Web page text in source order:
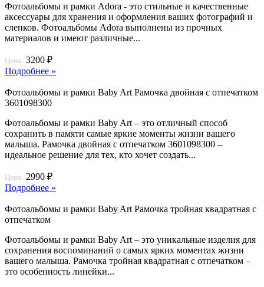
Фотоальбомы и рамки Adora - это стильные и качественные
аксессуары для хранения и оформления ваших фотографий и
слепков. Фотоальбомы Adora выполнены из прочных
материалов и имеют различные...
Цена: 3200 ₽
Подробнее »
Фотоальбомы и рамки Baby Art Рамочка двойная с отпечатком
3601098300
Фотоальбомы и рамки Baby Art – это отличный способ
сохранить в памяти самые яркие моменты жизни вашего
малыша. Рамочка двойная с отпечатком 3601098300 –
идеальное решение для тех, кто хочет создать...
Цена: 2990 ₽
Подробнее »
Фотоальбомы и рамки Baby Art Рамочка тройная квадратная с
отпечатком
Фотоальбомы и рамки Baby Art – это уникальные изделия для
сохранения воспоминаний о самых ярких моментах жизни
вашего малыша. Рамочка тройная квадратная с отпечатком –
это особенность линейки...